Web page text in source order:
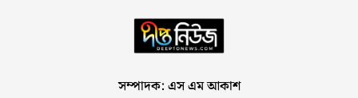
সম্পাদক: এস এম আকাশ